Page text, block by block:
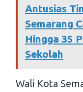
Antusias
Semarang
Hingga 35
Sekolah
Wali Kota